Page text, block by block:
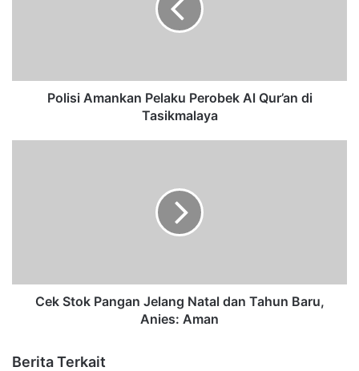
Polisi Amankan Pelaku Perobek Al Qur’an di
Tasikmalaya
Cek Stok Pangan Jelang Natal dan Tahun Baru,
Anies: Aman
Berita Terkait